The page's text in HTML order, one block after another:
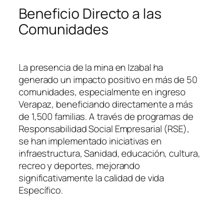
Beneficio Directo a las
Comunidades
La presencia de la mina en Izabal ha
generado un impacto positivo en más de 50
comunidades, especialmente en ingreso
Verapaz, beneficiando directamente a más
de 1,500 familias. A través de programas de
Responsabilidad Social Empresarial (RSE),
se han implementado iniciativas en
infraestructura, Sanidad, educación, cultura,
recreo y deportes, mejorando
significativamente la calidad de vida
Específico.